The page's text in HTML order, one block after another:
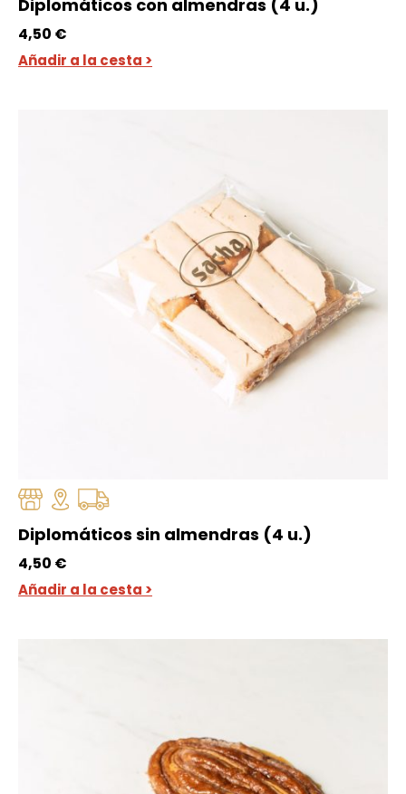
Diplomáticos con almendras (4 u.)
4,50 €
Añadir a la cesta >
Diplomáticos sin almendras (4 u.)
4,50 €
Añadir a la cesta >